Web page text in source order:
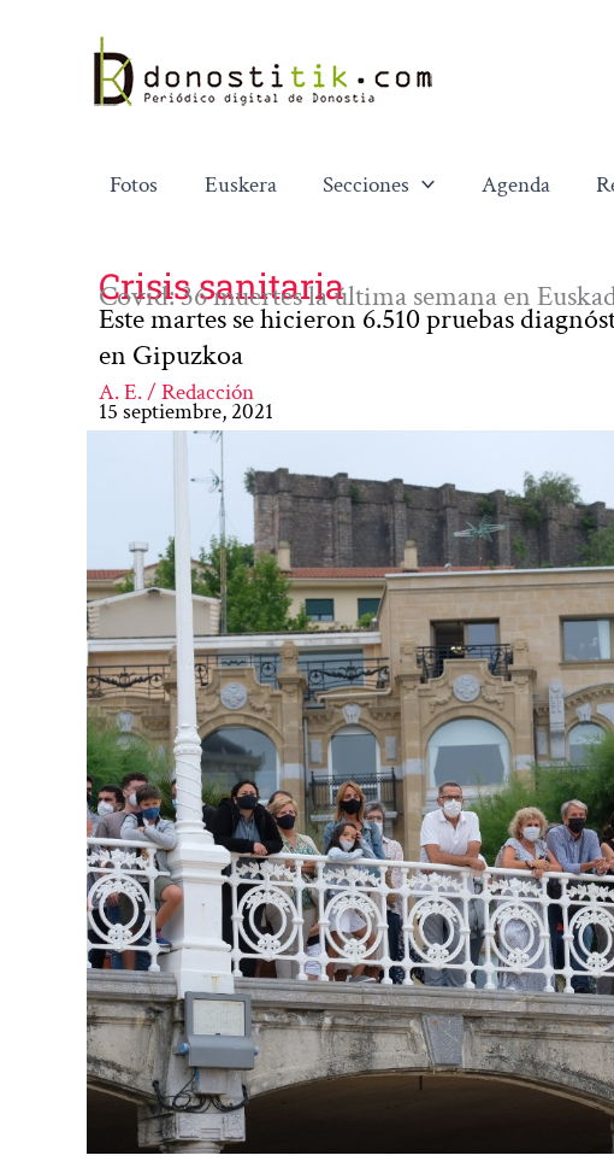
contenido
Fotos Euskera Secciones Agenda
Crisis sanitaria
Covid: 36 muertes la última semana en
Este martes se hicieron 6.510 pruebas
en Gipuzkoa
A. E. / Redacción
15 septiembre, 2021